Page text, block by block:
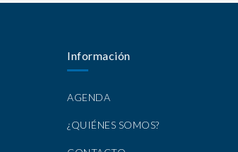
Información
AGENDA
¿QUIÉNES SOMOS?